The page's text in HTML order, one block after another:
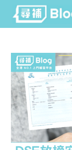
content